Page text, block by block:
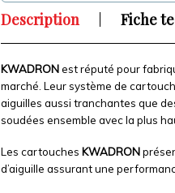
Description Fiche
KWADRONest réputé pour
marché. Leur système de
aiguilles aussi tranchantes que
soudées ensemble avec la plus
Les cartouches KWADRON
d’aiguille assurant une